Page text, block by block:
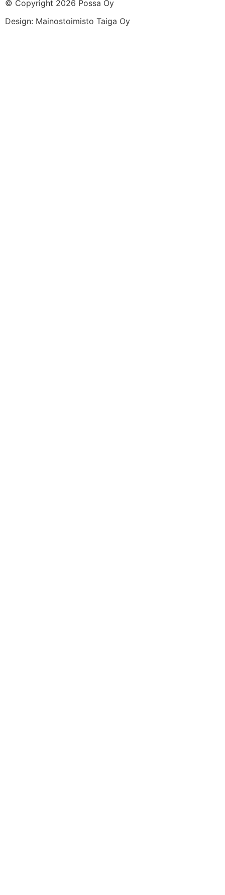
© Copyright 2026 Possa Oy
Design: Mainostoimisto Taiga Oy